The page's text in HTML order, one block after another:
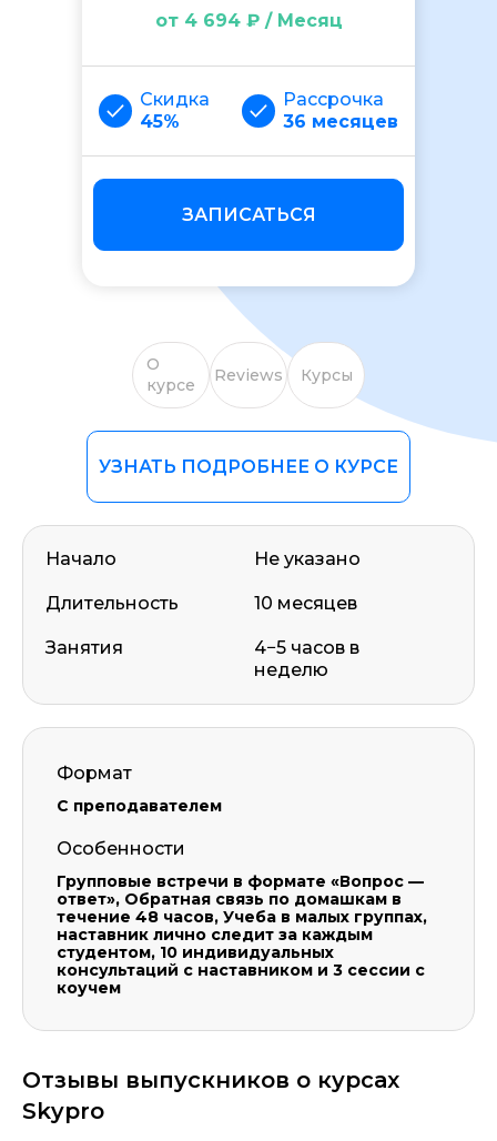
от 4 694 ₽ / Месяц
Скидка
45%
Рассрочка
36 месяцев
ЗАПИСАТЬСЯ
О
курсе
Reviews Курсы
УЗНАТЬ ПОДРОБНЕЕ О КУРСЕ
Начало
Длительность
Занятия
Не указано
10 месяцев
4−5 часов в
неделю
Формат
С преподавателем
Особенности
Групповые встречи в формате «Вопрос —
ответ», Обратная связь по домашкам в
течение 48 часов, Учеба в малых группах,
наставник лично следит за каждым
студентом, 10 индивидуальных
консультаций с наставником и 3 сессии с
коучем
Отзывы выпускников о курсах
Skypro